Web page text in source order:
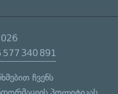
340 891
ჩვენს